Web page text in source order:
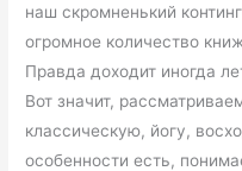
наш скромненький
огромное количество
Правда доходит иногда
Вот значит,
классическую, йогу,
особенности есть,